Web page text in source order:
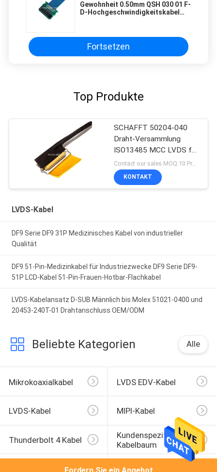
Gewohnheit 0.50mm QSH 030 01 F-
D-Hochgeschwindigkeitskabel
Fortsetzen
Top Produkte
SCHAFFT 50204-040
Draht-Versammlung
ISO13485 MCC LVDS für
medizinischen Lcd-
Monitor mit links
KONTAKT
LVDS-Kabel
DF9 Serie DF9 31P Medizinisches Kabel von industrieller
Qualität
DF9 51-Pin-Medizinkabel für Industriezwecke DF9 Serie DF9-
51P LCD-Kabel 51-Pin-Frauen-Hotbar-Flachkabel
LVDS-Kabelansatz D-SUB Männlich bis Molex 51021-0400 und
20453-240T-01 Drahtanschluss OEM/ODM
Beliebte Kategorien Alle
Mikrokoaxialkabel LVDS EDV-Kabel
LVDS-Kabel MIPI-Kabel
Thunderbolt 4 Kabel
Kundenspezifischer
Kabelbaum
JST-Kabelbaum Molex Kabel